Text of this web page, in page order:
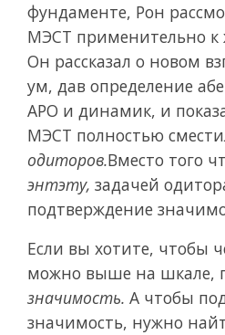
фундаменте, Рон
МЭСТ применительно к
Он рассказал о новом
ум, дав определение
АРО и динамик, и
МЭСТ полностью
одиторов.Вместо того
энтэту, задачей
подтверждение
Если вы хотите, чтобы
можно выше на шкале,
значимость. А чтобы
значимость, нужно